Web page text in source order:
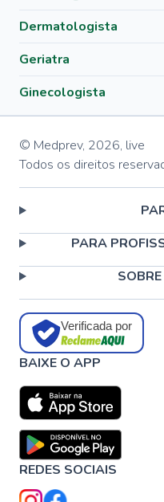
Dermatologista
Geriatra
Ginecologista
© Medprev, 2026, live
Todos os direitos
PARA
Verificada por
BAIXE O APP
REDES SOCIAIS